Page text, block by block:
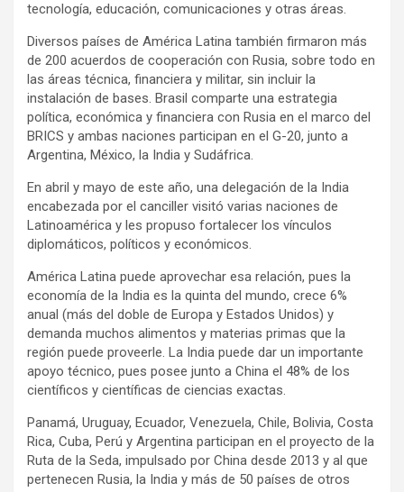
tecnología, educación, comunicaciones y otras áreas.
Diversos países de América Latina también firmaron más
de 200 acuerdos de cooperación con Rusia, sobre todo en
las áreas técnica, financiera y militar, sin incluir la
instalación de bases. Brasil comparte una estrategia
política, económica y financiera con Rusia en el marco del
BRICS y ambas naciones participan en el G-20, junto a
Argentina, México, la India y Sudáfrica.
En abril y mayo de este año, una delegación de la India
encabezada por el canciller visitó varias naciones de
Latinoamérica y les propuso fortalecer los vínculos
diplomáticos, políticos y económicos.
América Latina puede aprovechar esa relación, pues la
economía de la India es la quinta del mundo, crece 6%
anual (más del doble de Europa y Estados Unidos) y
demanda muchos alimentos y materias primas que la
región puede proveerle. La India puede dar un importante
apoyo técnico, pues posee junto a China el 48% de los
científicos y científicas de ciencias exactas.
Panamá, Uruguay, Ecuador, Venezuela, Chile, Bolivia, Costa
Rica, Cuba, Perú y Argentina participan en el proyecto de la
Ruta de la Seda, impulsado por China desde 2013 y al que
pertenecen Rusia, la India y más de 50 países de otros